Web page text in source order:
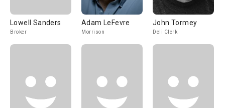
Lowell Sanders
Broker
Adam LeFevre
Morrison
John Tormey
Deli Clerk